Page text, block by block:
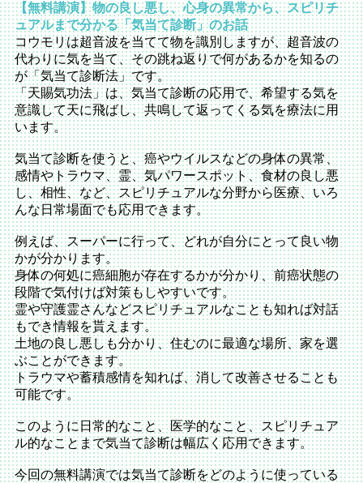
【無料講演】物の良し悪し、心身の異常から、スピリチ
ュアルまで分かる「気当て診断」のお話
コウモリは超音波を当てて物を識別しますが、超音波の
代わりに気を当て、その跳ね返りで何があるかを知るの
が「気当て診断法」です。
「天賜気功法」は、気当て診断の応用で、希望する気を
意識して天に飛ばし、共鳴して返ってくる気を療法に用
います。
気当て診断を使うと、癌やウイルスなどの身体の異常、
感情やトラウマ、霊、気パワースポット、食材の良し悪
し、相性、など、スピリチュアルな分野から医療、いろ
んな日常場面でも応用できます。
例えば、スーパーに行って、どれが自分にとって良い物
かが分かります。
身体の何処に癌細胞が存在するかが分かり、前癌状態の
段階で気付けば対策もしやすいです。
霊や守護霊さんなどスピリチュアルなことも知れば対話
もでき情報を貰えます。
土地の良し悪しも分かり、住むのに最適な場所、家を選
ぶことができます。
トラウマや蓄積感情を知れば、消して改善させることも
可能です。
このように日常的なこと、医学的なこと、スピリチュア
ル的なことまで気当て診断は幅広く応用できます。
今回の無料講演では気当て診断をどのように使っている